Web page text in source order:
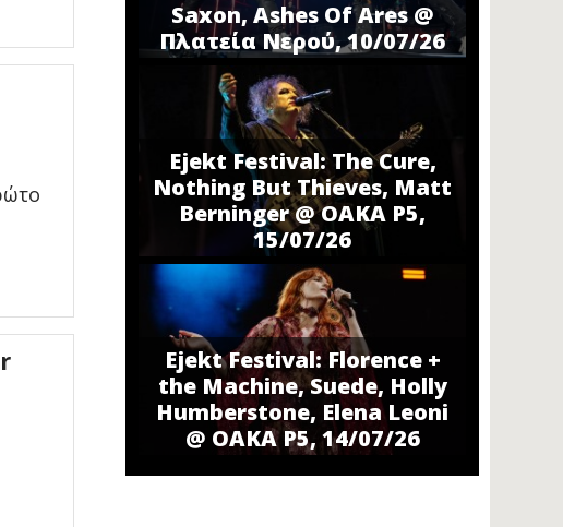
Saxon, Ashes Of Ares @
Πλατεία Νερού, 10/07/26
Ejekt Festival: The Cure,
Nothing But Thieves, Matt
Berninger @ ΟΑΚΑ P5,
15/07/26
Ejekt Festival: Florence +
the Machine, Suede, Holly
Humberstone, Elena Leoni
@ ΟΑΚΑ P5, 14/07/26